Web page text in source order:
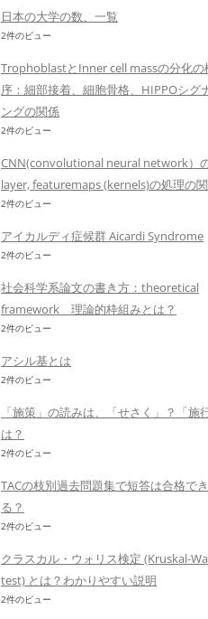
日本の大学の数、一覧
2件のビュー
TrophoblastとInner cell massの分化の
序：細部接着、細胞骨格、HIPPOシグ
ングの関係
2件のビュー
CNN(convolutional neural network）
layer, featuremaps (kernels)の処理の
2件のビュー
アイカルディ症候群 Aicardi Syndrome
2件のビュー
社会科学系論文の書き方：theoretical
framework 理論的枠組みとは？
2件のビュー
アシル基とは
2件のビュー
「施策」の読みは、「せさく」？「施
は？
2件のビュー
TACの枝別過去問題集で短答は合格でき
る？
2件のビュー
クラスカル・ウォリス検定 (Kruskal-
test) とは？わかりやすい説明
2件のビュー